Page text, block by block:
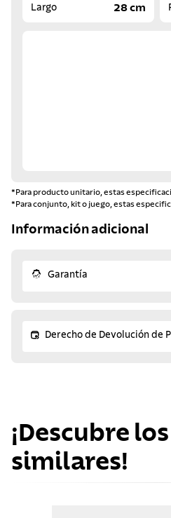
Largo 28 cm
*Para producto unitario, estas
*Para conjunto, kit o juego, estas
Información adicional
Garantía
Derecho de Devolución de
¡Descubre
similares!